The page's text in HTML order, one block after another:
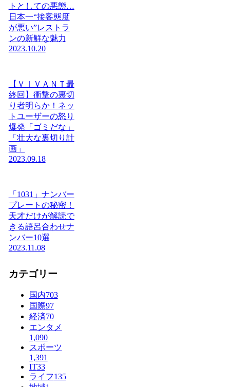
トとしての悪態…
日本一“接客態度
が悪い”レストラ
ンの新鮮な魅力
2023.10.20
【ＶＩＶＡＮＴ最
終回】衝撃の裏切
り者明らか！ネッ
トユーザーの怒り
爆発「ゴミだな」
「壮大な裏切り計
画」
2023.09.18
「1031」ナンバー
プレートの秘密！
天才だけが解読で
きる語呂合わせナ
ンバー10選
2023.11.08
カテゴリー
国内703
国際97
経済70
エンタメ
1,090
スポーツ
1,391
IT33
ライフ135